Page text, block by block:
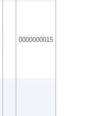
0000000015